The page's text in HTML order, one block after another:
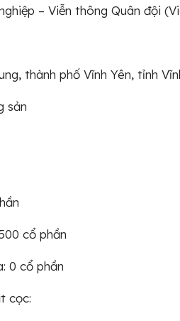
– Viễn thông Quân đội
thành phố Vĩnh Yên, tỉnh
sản
cổ phần
0 cổ phần
cọc: